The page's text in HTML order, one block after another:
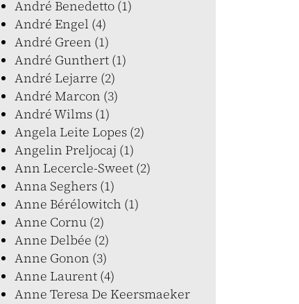
André Benedetto (1)
André Engel (4)
André Green (1)
André Gunthert (1)
André Lejarre (2)
André Marcon (3)
André Wilms (1)
Angela Leite Lopes (2)
Angelin Preljocaj (1)
Ann Lecercle-Sweet (2)
Anna Seghers (1)
Anne Bérélowitch (1)
Anne Cornu (2)
Anne Delbée (2)
Anne Gonon (3)
Anne Laurent (4)
Anne Teresa De Keersmaeker